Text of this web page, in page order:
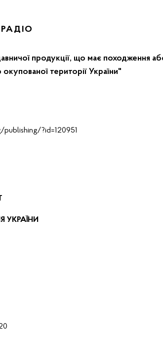
продукції, що має походження
території України"
УКРАЇНИ